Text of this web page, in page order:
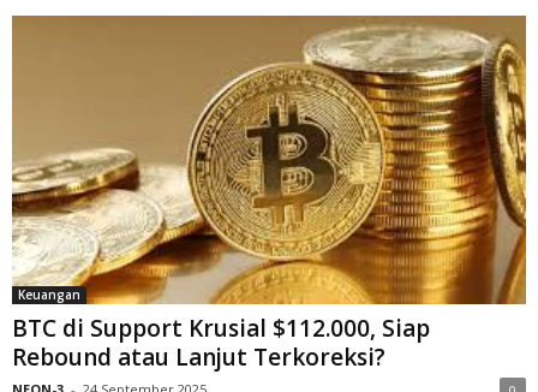
Keuangan
BTC di Support Krusial $112.000, Siap
Rebound atau Lanjut Terkoreksi?